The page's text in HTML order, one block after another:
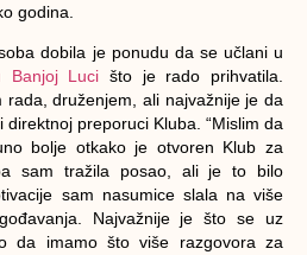
godina.
dobila je ponudu da se učlani u
Banjoj Luci što je rado prihvatila.
druženjem, ali najvažnije je da
preporuci Kluba. “Mislim da
bolje otkako je otvoren Klub za
sam tražila posao, ali je to bilo
sam nasumice slala na više
Najvažnije je što se uz
da imamo što više razgovora za